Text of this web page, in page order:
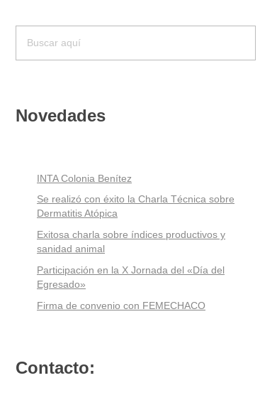
Novedades
INTA Colonia Benítez
Se realizó con éxito la Charla Técnica sobre
Dermatitis Atópica
Exitosa charla sobre índices productivos y
sanidad animal
Participación en la X Jornada del «Día del
Egresado»
Firma de convenio con FEMECHACO
Contacto: